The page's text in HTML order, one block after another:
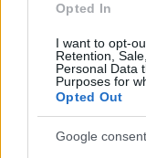
Opted In
I want to opt-
Retention,
Personal Data
Purposes for
Opted Out
Google